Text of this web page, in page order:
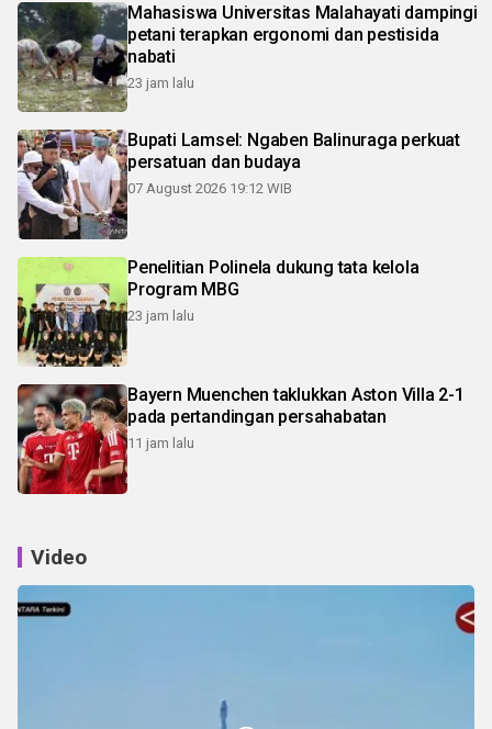
Mahasiswa Universitas Malahayati dampingi
petani terapkan ergonomi dan pestisida
nabati
23 jam lalu
Bupati Lamsel: Ngaben Balinuraga perkuat
persatuan dan budaya
07 August 2026 19:12 WIB
Penelitian Polinela dukung tata kelola
Program MBG
23 jam lalu
Bayern Muenchen taklukkan Aston Villa 2-1
pada pertandingan persahabatan
11 jam lalu
Video